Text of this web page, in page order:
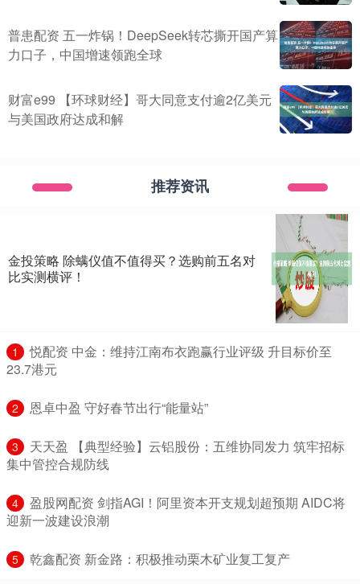
普患配资 五一炸锅！DeepSeek转芯撕开国产算
力口子，中国增速领跑全球
财富e99 【环球财经】哥大同意支付逾2亿美元
与美国政府达成和解
推荐资讯
金投策略 除螨仪值不值得买？选购前五名对
比实测横评！
1
​悦配资 中金：维持江南布衣跑赢行业评级 升目标价至
23.7港元
2 ​恩卓中盈 守好春节出行“能量站”
3
​天天盈 【典型经验】云铝股份：五维协同发力 筑牢招标
集中管控合规防线
4
​盈股网配资 剑指AGI！阿里资本开支规划超预期 AIDC将
迎新一波建设浪潮
5 ​乾鑫配资 新金路：积极推动栗木矿业复工复产